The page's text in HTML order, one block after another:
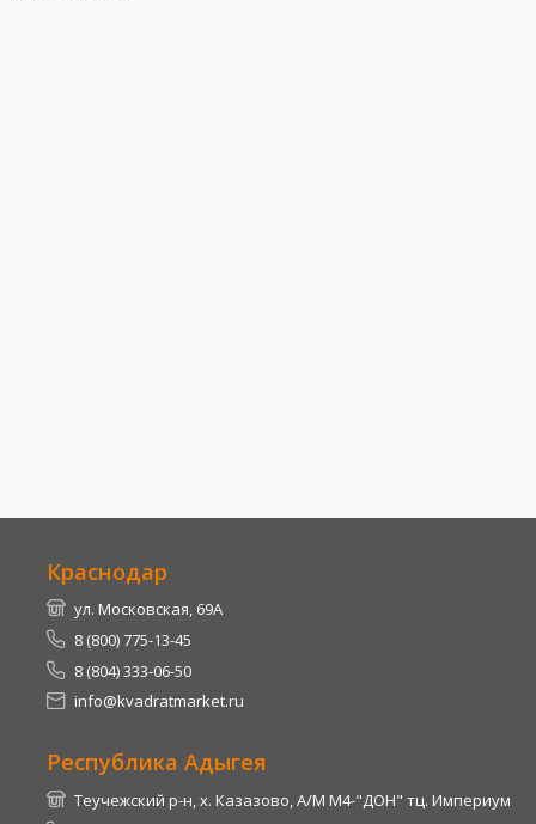
Краснодар
ул. Московская, 69А
8 (800) 775-13-45
8 (804) 333-06-50
info@kvadratmarket.ru
Республика Адыгея
Теучежский р-н, х. Казазово, А/М М4-"ДОН" тц. Империум